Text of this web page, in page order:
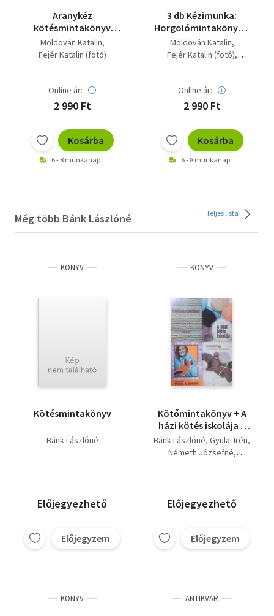
Aranykéz
kötésmintakönyv
(Alapminták -
Szövetminták -
minták -
Csipkeminták) Színes
és fekete-fehér
illusztrálva.
Moldován Katalin
Fejér Katalin (fotó)
Online ár:
2 990 Ft
Kosárba
6 - 8 munkanap
3 db Kézimunka:
Horgolómintakönyv +
Aranykéz
kötésmintakönyv +
Moldován Katalin
Fejér Katalin (fotó)
Online ár:
2 990 Ft
Kosárba
6 - 8 munkanap
Még több Bánk Lászlóné Teljes lista
KÖNYV
Kötésmintakönyv
Bánk Lászlóné
Előjegyezhető
Előjegyzem
KÖNYV
Kötőmintakönyv + A
házi kötés iskolája +
Végig a soron +
Aranykéz -
Bánk Lászlóné Gyulai Irén
Németh Józsefné
Előjegyezhető
Előjegyzem
KÖNYV ANTIKVÁR